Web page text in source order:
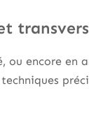
encore en